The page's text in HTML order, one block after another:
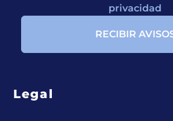
privacidad
Legal